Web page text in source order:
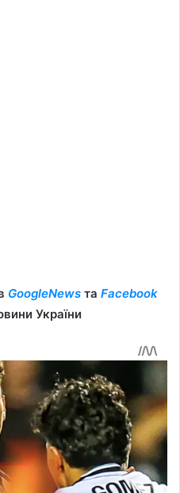
GoogleNews та Facebook
України